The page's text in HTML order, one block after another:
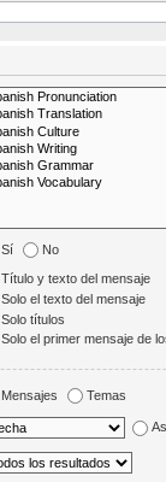
Sí No
Título y texto del mensaje
Solo el texto del mensaje
Solo títulos
Solo el primer mensaje de
Mensajes Temas